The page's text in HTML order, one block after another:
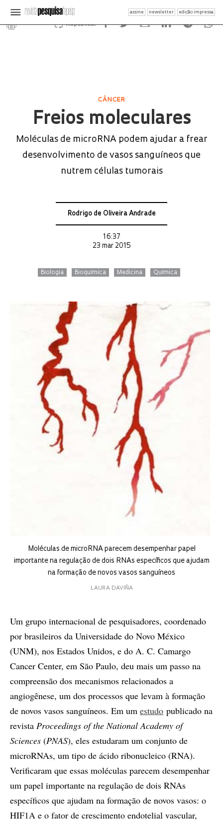
assine newsletter edição impressa
Republicar
CÂNCER
Freios moleculares
Moléculas de microRNA podem ajudar a frear
desenvolvimento de vasos sanguíneos que
nutrem células tumorais
Rodrigo de Oliveira Andrade
16:37
23 mar 2015
Biologia Bioquímica Medicina Química
Moléculas de microRNA parecem desempenhar papel
importante na regulação de dois RNAs específicos que ajudam
na formação de novos vasos sanguíneos
LAURA DAVIÑA
Um grupo internacional de pesquisadores, coordenado
por brasileiros da Universidade do Novo México
(UNM), nos Estados Unidos, e do A. C. Camargo
Cancer Center, em São Paulo, deu mais um passo na
compreensão dos mecanismos relacionados a
angiogênese, um dos processos que levam à formação
de novos vasos sanguíneos. Em um estudo publicado na
revista Proceedings of the National Academy of
Sciences (PNAS), eles estudaram um conjunto de
microRNAs, um tipo de ácido ribonucleico (RNA).
Verificaram que essas moléculas parecem desempenhar
um papel importante na regulação de dois RNAs
específicos que ajudam na formação de novos vasos: o
HIF1A e o fator de crescimento endotelial vascular,